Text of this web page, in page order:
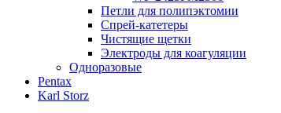
Петли для полипэктомии
Спрей-катетеры
Чистящие щетки
Электроды для коагуляции
Одноразовые
Pentax
Karl Storz